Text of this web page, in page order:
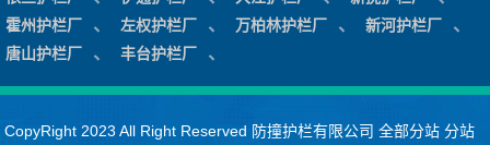
霍州护栏厂 、 左权护栏厂 、 万柏林护栏厂 、 新河护栏厂 、
唐山护栏厂 、 丰台护栏厂 、
CopyRight 2023 All Right Reserved 防撞护栏有限公司全部分站 分站